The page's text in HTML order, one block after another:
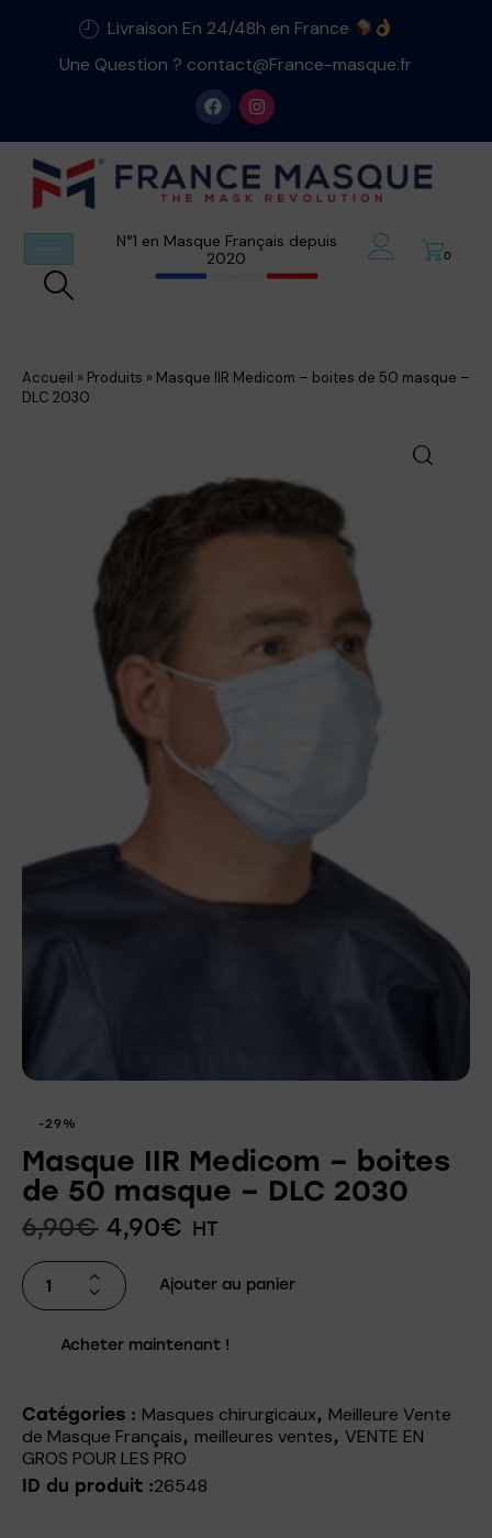
Livraison En 24/48h en France
Une Question ? contact@France-masque.fr
N°1 en Masque Français depuis
2020
0
Accueil » Produits » Masque IIR Medicom – boites de 50 masque –
DLC 2030
-29%
Masque IIR Medicom – boites
de 50 masque – DLC 2030
6,90€ 4,90€ HT
Ajouter au panier
Acheter maintenant !
Catégories : Masques chirurgicaux, Meilleure Vente
de Masque Français, meilleures ventes, VENTE EN
GROS POUR LES PRO
ID du produit :26548